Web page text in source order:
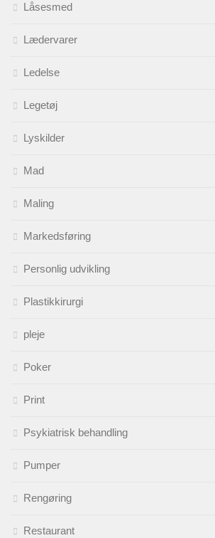
Låsesmed
Lædervarer
Ledelse
Legetøj
Lyskilder
Mad
Maling
Markedsføring
Personlig udvikling
Plastikkirurgi
pleje
Poker
Print
Psykiatrisk behandling
Pumper
Rengøring
Restaurant